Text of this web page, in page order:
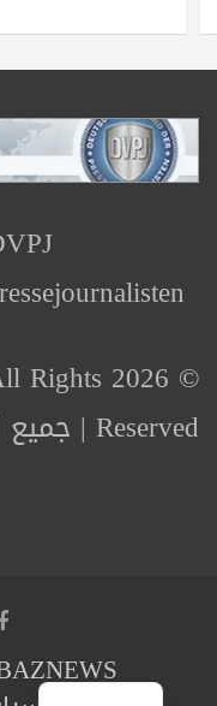
All Rights
Reserved | جميع الحقوق محفوظة